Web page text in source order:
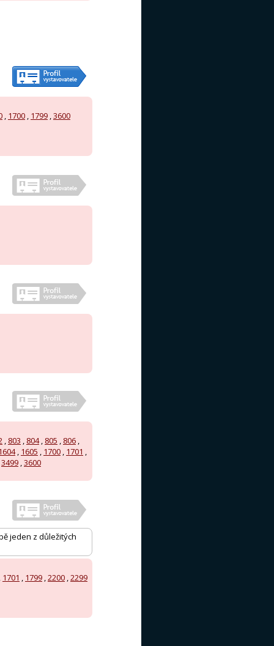
, 1700 , 1799 ,3600
, 803 , 804, 805 , 806 ,
, 1605 , 1700 , 1701 ,
3499 ,3600
jeden z důležitých
1701 , 1799 ,2200 ,2299